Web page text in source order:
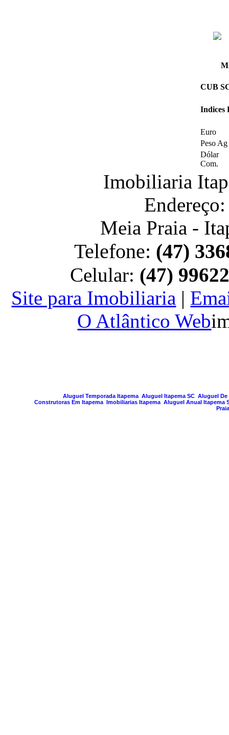
CUB
Indices
Euro
Peso Ag
Dólar
Com.
Imobiliaria
Meia Praia -
Telefone: (47)
Celular: (47)
Site para Imobiliaria |
O Atlântico Web
Aluguel De
Aluguel Itapema SC
Aluguel Temporada Itapema
Aluguel Anual Itapema
Imobiliarias Itapema
Construtoras Em Itapema